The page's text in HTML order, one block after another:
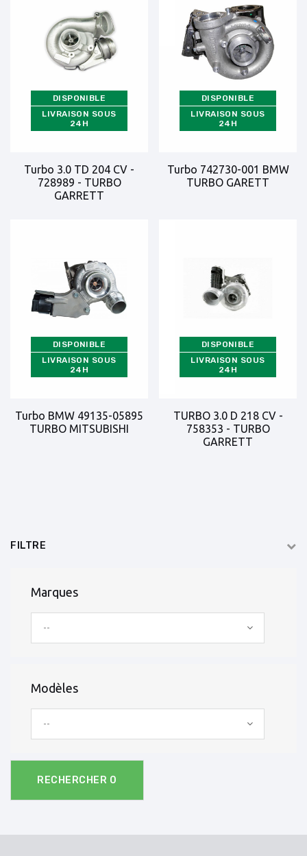
DISPONIBLE
LIVRAISON SOUS
24H
Turbo 3.0 TD 204 CV -
728989 - TURBO
GARRETT
DISPONIBLE
LIVRAISON SOUS
24H
Turbo 742730-001 BMW
TURBO GARETT
DISPONIBLE
LIVRAISON SOUS
24H
Turbo BMW 49135-05895
TURBO MITSUBISHI
DISPONIBLE
LIVRAISON SOUS
24H
TURBO 3.0 D 218 CV -
758353 - TURBO
GARRETT
FILTRE
Marques
--
Modèles
--
RECHERCHER 0